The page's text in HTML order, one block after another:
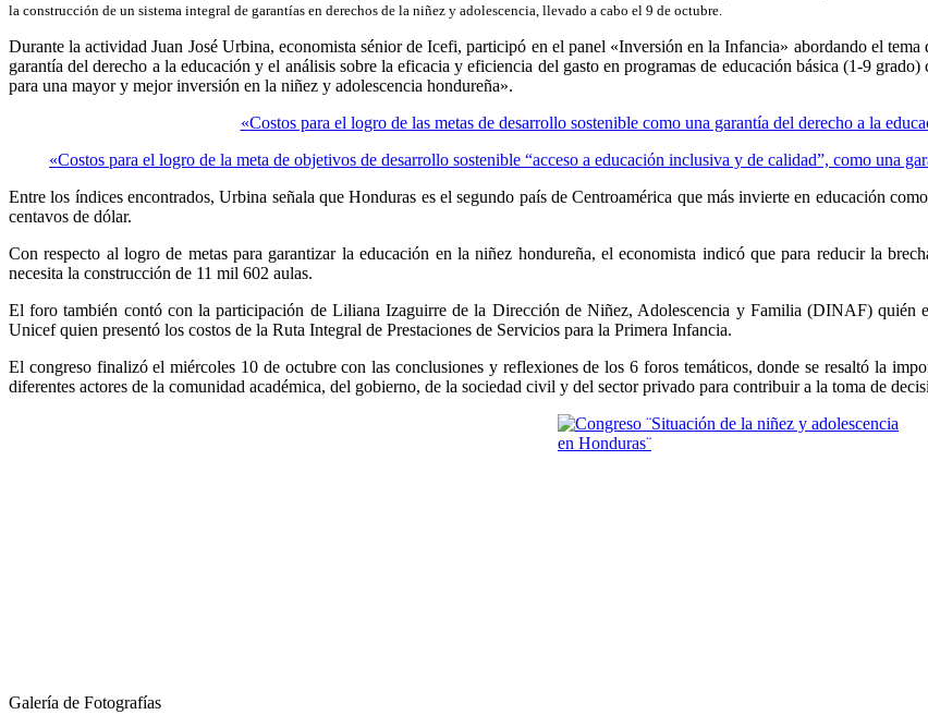
la construcción de un sistema integral de garantías en derechos de la niñez y adolescencia, llevado a cabo el 9 de octubre.
Durante la actividad Juan José Urbina, economista sénior de Icefi, participó en el panel «Inversión en la Infancia» abordando el
garantía del derecho a la educación y el análisis sobre la eficacia y eficiencia del gasto en programas de educación básica (1-9
para una mayor y mejor inversión en la niñez y adolescencia hondureña».
«Costos para el logro de las metas de desarrollo sostenible como una garantía del derecho a la
«Costos para el logro de la meta de objetivos de desarrollo sostenible “acceso a educación inclusiva y de calidad”, como una
Entre los índices encontrados, Urbina señala que Honduras es el segundo país de Centroamérica que más invierte en educación
centavos de dólar.
Con respecto al logro de metas para garantizar la educación en la niñez hondureña, el economista indicó que para reducir la
necesita la construcción de 11 mil 602 aulas.
El foro también contó con la participación de Liliana Izaguirre de la Dirección de Niñez, Adolescencia y Familia (DINAF)
Unicef quien presentó los costos de la Ruta Integral de Prestaciones de Servicios para la Primera Infancia.
El congreso finalizó el miércoles 10 de octubre con las conclusiones y reflexiones de los 6 foros temáticos, donde se resaltó la
diferentes actores de la comunidad académica, del gobierno, de la sociedad civil y del sector privado para contribuir a la toma de
Galería de Fotografías